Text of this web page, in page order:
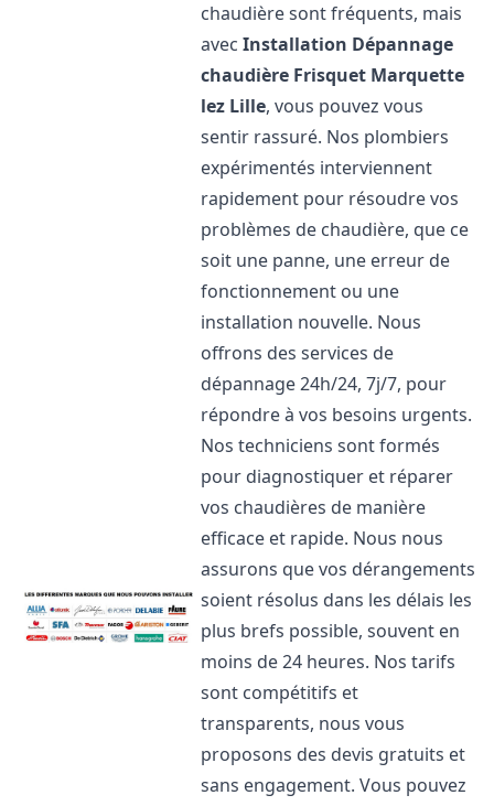
chaudière sont fréquents, mais
avecInstallation Dépannage
chaudière Frisquet Marquette
lez Lille, vous pouvez vous
sentir rassuré. Nos plombiers
expérimentés interviennent
rapidement pour résoudre vos
problèmes de chaudière, que ce
soit une panne, une erreur de
fonctionnement ou une
installation nouvelle. Nous
offrons des services de
dépannage 24h/24, 7j/7, pour
répondre à vos besoins urgents.
Nos techniciens sont formés
pour diagnostiquer et réparer
vos chaudières de manière
efficace et rapide. Nous nous
assurons que vos dérangements
soient résolus dans les délais les
plus brefs possible, souvent en
moins de 24 heures. Nos tarifs
sont compétitifs et
transparents, nous vous
proposons des devis gratuits et
sans engagement. Vous pouvez